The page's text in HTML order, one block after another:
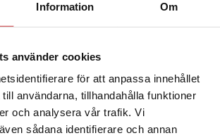
Information Om
använder cookies
för att anpassa innehållet
användarna, tillhandahålla funktioner
och analysera vår trafik. Vi
sådana identifierare och annan
fraktregion